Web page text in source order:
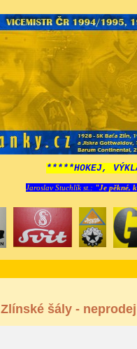
*****HOKEJ,
Jaroslav Stuchlík st.: "Je pěkné,
Zlínské šály -